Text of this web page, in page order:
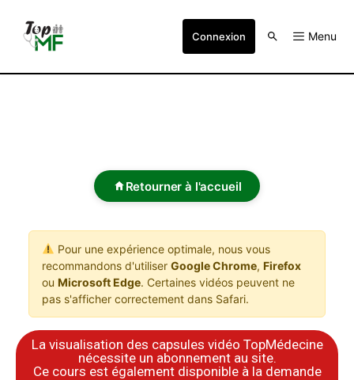
Connexion Menu
Retourner à l'accueil
Pour une expérience optimale, nous vous
recommandons d'utiliser Google Chrome, Firefox
ou Microsoft Edge. Certaines vidéos peuvent ne
pas s'afficher correctement dans Safari.
La visualisation des capsules vidéo TopMédecine
nécessite un abonnement au site.
​Ce cours est également disponible à la demande